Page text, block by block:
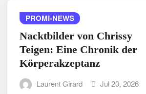
PROMI-NEWS
Nacktbilder von Chrissy
Teigen: Eine Chronik der
Körperakzeptanz
Laurent Girard Jul 20, 2026